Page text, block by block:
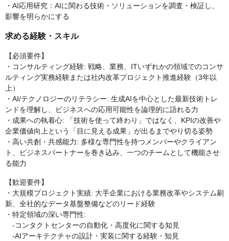
・AI応用研究：AIに関わる技術・ソリューションを調査・検証し、
影響を明らかにする
求める経験・スキル
【必須要件】
・コンサルティング経験: 戦略、業務、ITいずれかの領域でのコンサ
ルティング実務経験または社内改革プロジェクト推進経験（3年以
上）
・AI/テクノロジーのリテラシー: 生成AIを中心とした最新技術トレ
ンドを理解し、ビジネスへの応用可能性を論理的に語れる力
・成果への執着心: 「技術を使って終わり」ではなく、KPIの改善や
企業価値向上という「目に見える成果」が出るまでやり切る姿勢
・高い共創・共感能力: 多様な専門性を持つメンバーやクライアン
ト、ビジネスパートナーを巻き込み、一つのチームとして機能させ
る能力
【歓迎要件】
・大規模プロジェクト実績: 大手企業における業務改革やシステム刷
新、全社的なデータ基盤整備などのリード経験
・特定領域の深い専門性:
-コンタクトセンターの自動化・高度化に関する知見
-AIアーキテクチャの設計・実装に関する経験・知見